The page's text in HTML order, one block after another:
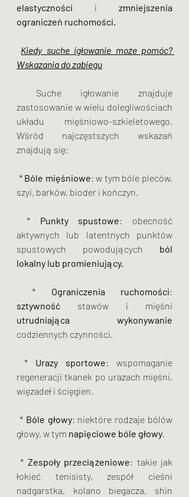
elastyczności i zmniejszenia
ograniczeń ruchomości.
Kiedy suche igłowanie może pomóc?
Wskazania do zabiegu
zastosowanie w wielu dolegliwościach
układu mięśniowo-szkieletowego.
Wśród najczęstszych wskazań
znajdują się:
* Bóle mięśniowe: w tym bóle pleców,
szyi, barków, bioder i kończyn.
* Punkty spustowe: obecność
aktywnych lub latentnych punktów
spustowych powodujących ból
lokalny lub promieniujący.
* Ograniczenia ruchomości
sztywność
utrudniająca wykonywanie
codziennych czynności.
* Urazy sportowe: wspomaganie
regeneracji tkanek po urazach mięśni,
więzadeł i ścięgien.
* Bóle głowy: niektóre rodzaje bólów
głowy, w tym napięciowe bóle głowy.
* Zespoły przeciążeniowe: takie jak
łokieć tenisisty, zespół cieśni
nadgarstka, kolano biegacza, shin